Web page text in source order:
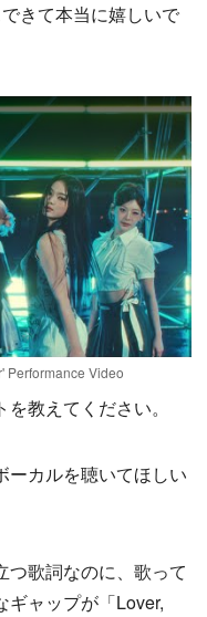
きて本当に嬉しいで
Performance Video
教えてください。
ーカルを聴いてほしい
つ歌詞なのに、歌って
ギャップが「Lover,